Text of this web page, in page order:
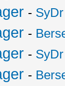
- SyDr
-
- SyDr
-